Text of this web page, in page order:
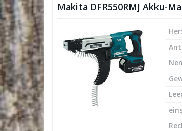
Makita DFR550RMJ Akku-